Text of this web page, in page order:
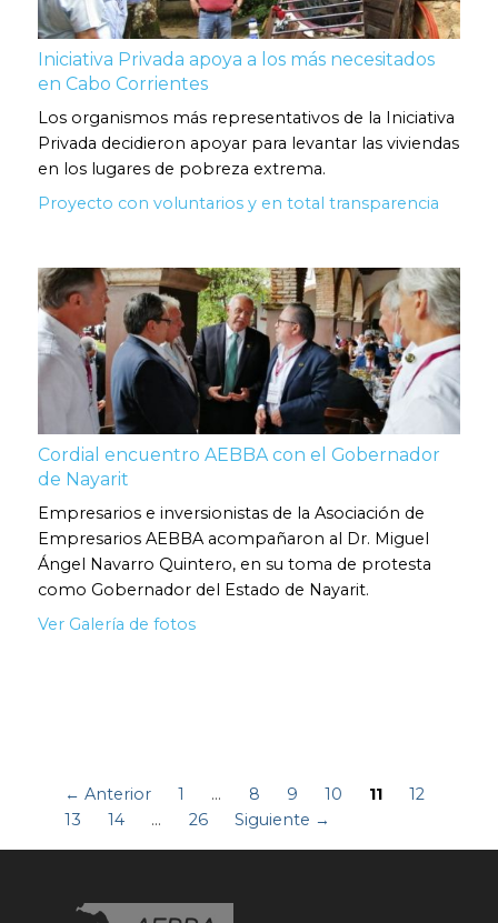
Iniciativa Privada apoya a los más necesitados
en Cabo Corrientes
Los organismos más representativos de la Iniciativa
Privada decidieron apoyar para levantar las viviendas
en los lugares de pobreza extrema.
Proyecto con voluntarios y en total transparencia
Cordial encuentro AEBBA con el Gobernador
de Nayarit
Empresarios e inversionistas de la Asociación de
Empresarios AEBBA acompañaron al Dr. Miguel
Ángel Navarro Quintero, en su toma de protesta
como Gobernador del Estado de Nayarit.
Ver Galería de fotos
← Anterior 1 … 8 9 10 11
12
13
14 … 26 Siguiente →